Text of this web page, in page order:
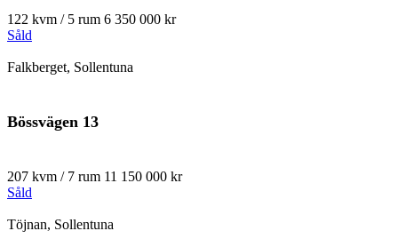
122 kvm / 5 rum 6 350 000 kr
Såld
Falkberget, Sollentuna
Bössvägen 13
207 kvm / 7 rum 11 150 000 kr
Såld
Töjnan, Sollentuna